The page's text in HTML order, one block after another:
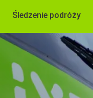
Śledzenie podróży